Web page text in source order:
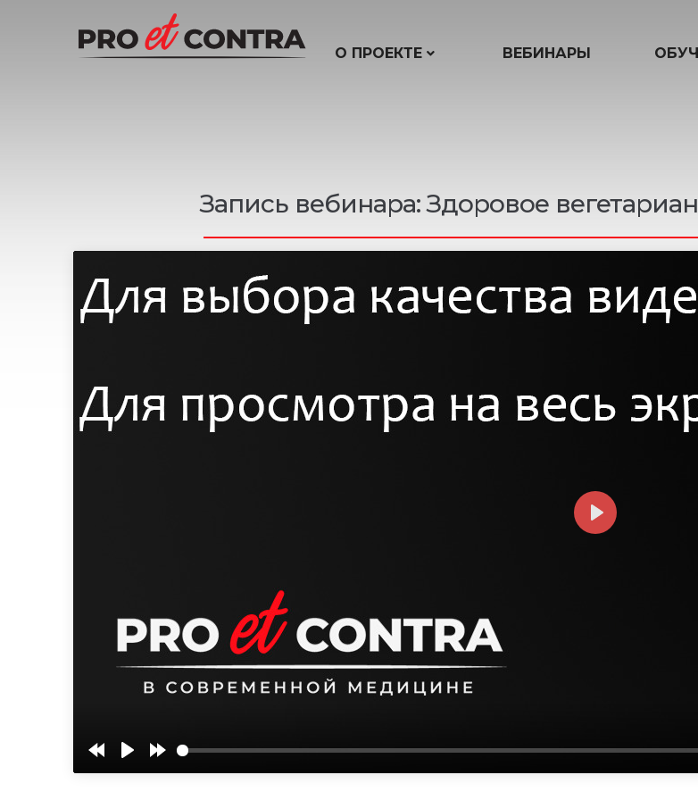
О ПРОЕКТЕ ВЕБИНАРЫ
Запись вебинара: Здоровое
СМОТРЕТЬ